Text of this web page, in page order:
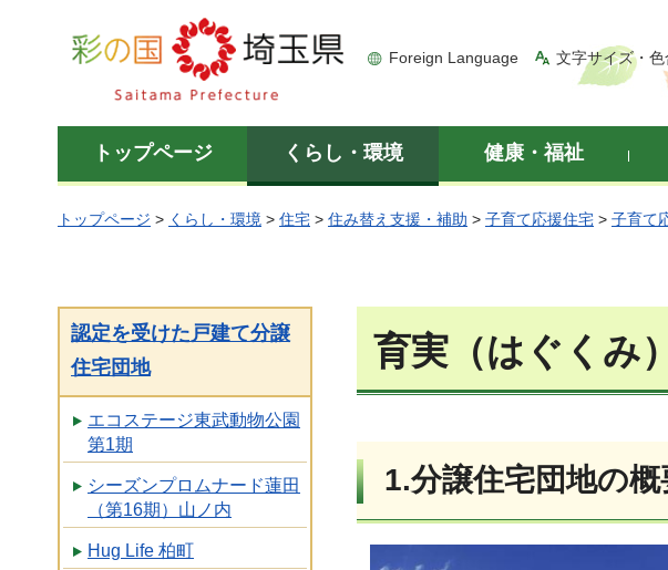
彩の国 埼玉県
Foreign Language 文字サイズ・色
トップページ くらし・環境 健康・福祉
トップページ > くらし・環境 > 住宅 > 住み替え支援・補助 > 子育て応援住宅 > 子育て
認定を受けた戸建て分譲
住宅団地
エコステージ東武動物公園
第1期
シーズンプロムナード蓮田
（第16期）山ノ内
Hug Life 柏町
育実（はぐくみ
1.分譲住宅団地の概